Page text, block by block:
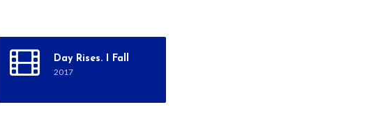
Day Rises. I Fall
2017